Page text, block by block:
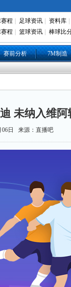
程 足球资讯 资料库
程 篮球资讯 棒球比
赛前分析 7M制造
未纳入维阿
日 来源：直播吧